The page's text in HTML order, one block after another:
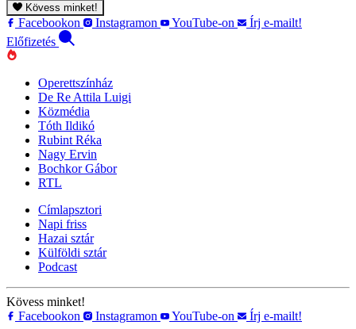
Kövess minket!
Facebookon Instagramon YouTube-on
Írj e-mailt!
Előfizetés
Operettszínház
De Re Attila Luigi
Közmédia
Tóth Ildikó
Rubint Réka
Nagy Ervin
Bochkor Gábor
RTL
Címlapsztori
Napi friss
Hazai sztár
Külföldi sztár
Podcast
Kövess minket!
Facebookon
Instagramon YouTube-on Írj e-mailt!